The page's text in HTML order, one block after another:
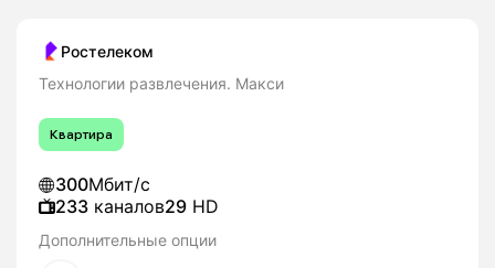
Ростелеком
Технологии развлечения. Макси
Квартира
300Мбит/с
233 каналов29 HD
Дополнительные опции